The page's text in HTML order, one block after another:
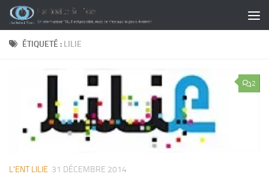
Skip to content
ÉTIQUETÉ : LILIE
2
L'ENT LILIE 31 DÉCEMBRE 2014